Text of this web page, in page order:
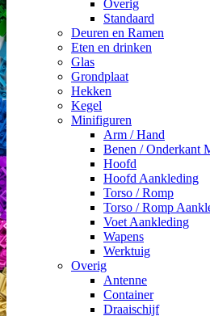
Overig
Standaard
Deuren en Ramen
Eten en drinken
Glas
Grondplaat
Hekken
Kegel
Minifiguren
Arm / Hand
Benen / Onderkant
Hoofd
Hoofd Aankleding
Torso / Romp
Torso / Romp
Voet Aankleding
Wapens
Werktuig
Overig
Antenne
Container
Draaischijf